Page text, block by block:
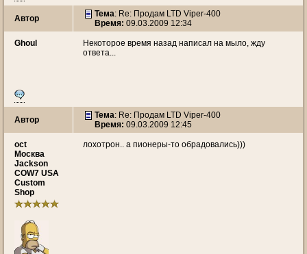
Автор Тема: Re: Продам LTD Viper-400
Время: 09.03.2009 12:34
Ghoul
Некоторое время назад написал на мыло, жду
ответа...
Автор Тема: Re: Продам LTD Viper-400
Время: 09.03.2009 12:45
oct
Москва
Jackson
COW7 USA
Custom
Shop
лохотрон.. а пионеры-то обрадовались)))